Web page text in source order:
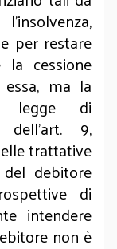
per restare
la cessione
ma la
legge di
9,
trattative
debitore
di
intendere
non è